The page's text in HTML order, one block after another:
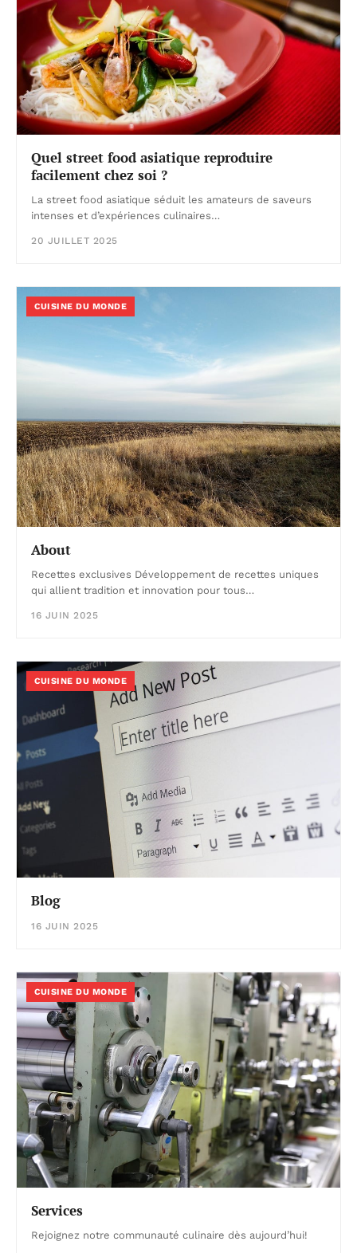
Quel street food asiatique reproduire
facilement chez soi ?
La street food asiatique séduit les amateurs de saveurs
intenses et d’expériences culinaires…
20 JUILLET 2025
CUISINE DU MONDE
About
Recettes exclusives Développement de recettes uniques
qui allient tradition et innovation pour tous…
16 JUIN 2025
CUISINE DU MONDE
Blog
16 JUIN 2025
CUISINE DU MONDE
Services
Rejoignez notre communauté culinaire dès aujourd’hui!